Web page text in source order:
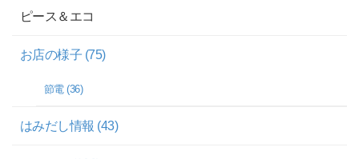
ピース＆エコ
お店の様子 (75)
節電 (36)
はみだし情報 (43)